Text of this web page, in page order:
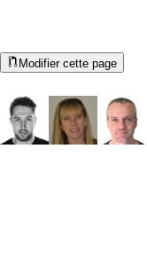
Modifier cette page